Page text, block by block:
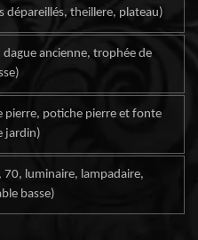
dépareillés, theillere, plateau)
ancienne, trophée de
pierre, potiche pierre et fonte
jardin)
70, luminaire, lampadaire,
basse)